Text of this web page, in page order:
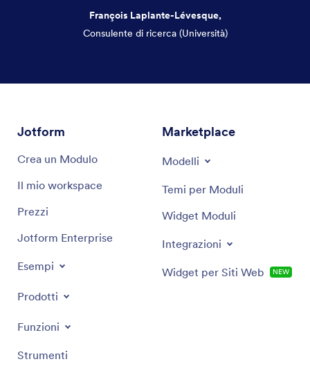
François Laplante-Lévesque,
Consulente di ricerca (Università)
Jotform
Crea un Modulo
Il mio workspace
Prezzi
Jotform Enterprise
Esempi
Prodotti
Funzioni
Strumenti
Marketplace
Modelli
Temi per Moduli
Widget Moduli
Integrazioni
Widget per Siti Web NEW